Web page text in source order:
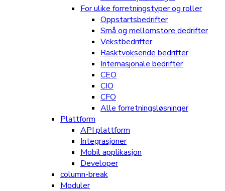
For ulike forretningstyper og roller
Oppstartsbedrifter
Små og mellomstore dedrifter
Vekstbedrifter
Rasktvoksende bedrifter
Internasjonale bedrifter
CEO
CIO
CFO
Alle forretningsløsninger
Plattform
API plattform
Integrasjoner
Mobil applikasjon
Developer
column-break
Moduler